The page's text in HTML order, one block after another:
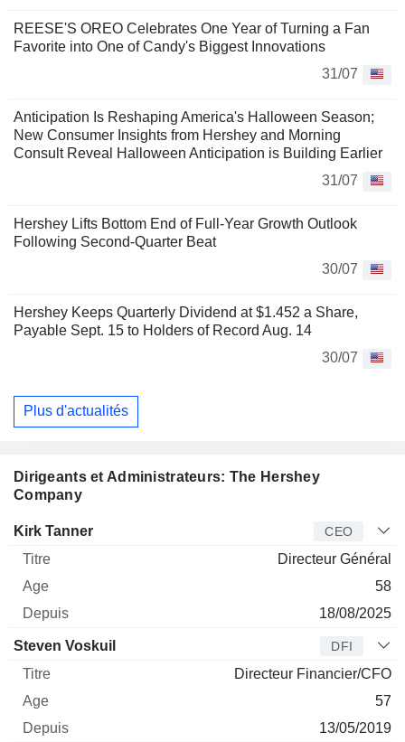
REESE'S OREO Celebrates One Year of Turning a Fan
Favorite into One of Candy's Biggest Innovations
31/07
Anticipation Is Reshaping America's Halloween Season;
New Consumer Insights from Hershey and Morning
Consult Reveal Halloween Anticipation is Building Earlier
31/07
Hershey Lifts Bottom End of Full-Year Growth Outlook
Following Second-Quarter Beat
30/07
Hershey Keeps Quarterly Dividend at $1.452 a Share,
Payable Sept. 15 to Holders of Record Aug. 14
30/07
Plus d'actualités
Dirigeants et Administrateurs: The Hershey
Company
Dirigeant Titre
Kirk Tanner CEO
Directeur Général
58
18/08/2025
Steven Voskuil DFI
Directeur Financier/CFO
57
13/05/2019